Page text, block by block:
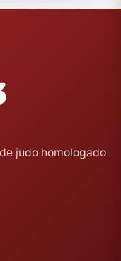
judo homologado